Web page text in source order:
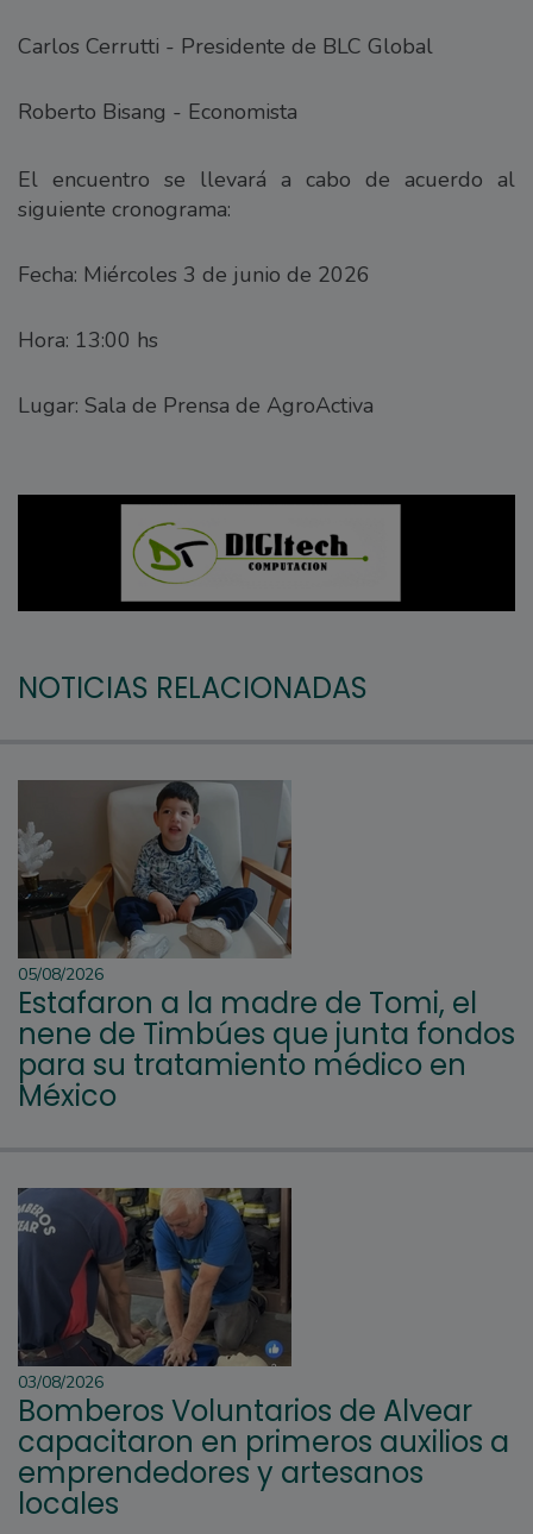
Carlos Cerrutti - Presidente de BLC Global
Roberto Bisang - Economista
El encuentro se llevará a cabo de acuerdo al
siguiente cronograma:
Fecha: Miércoles 3 de junio de 2026
Hora: 13:00 hs
Lugar: Sala de Prensa de AgroActiva
NOTICIAS RELACIONADAS
05/08/2026
Estafaron a la madre de Tomi, el
nene de Timbúes que junta fondos
para su tratamiento médico en
México
03/08/2026
Bomberos Voluntarios de Alvear
capacitaron en primeros auxilios a
emprendedores y artesanos
locales